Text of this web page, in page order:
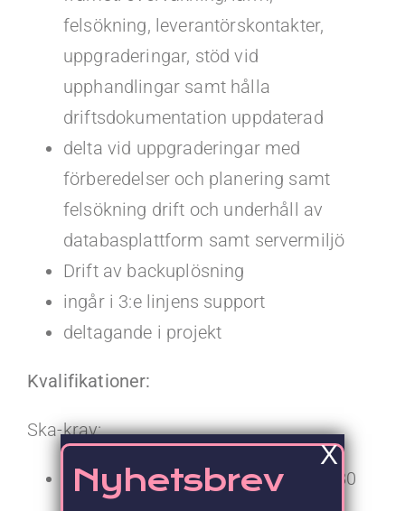
felsökning, leverantörskontakter,
uppgraderingar, stöd vid
upphandlingar samt hålla
driftsdokumentation uppdaterad
delta vid uppgraderingar med
förberedelser och planering samt
felsökning drift och underhåll av
databasplattform samt servermiljö
Drift av backuplösning
ingår i 3:e linjens support
deltagande i projekt
Kvalifikationer:
Ska-krav:
akademisk utbildning, om minst 180
Nyhetsbrev
X